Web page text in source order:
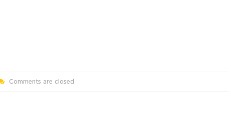
Comments are closed